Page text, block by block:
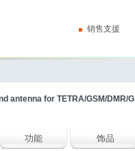
销售支援
antenna for TETRA/GSM/DMR/
功能 饰品